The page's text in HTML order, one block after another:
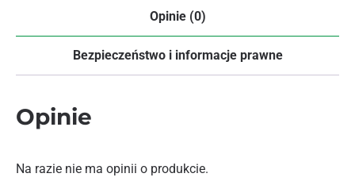
Opinie (0)
Bezpieczeństwo i informacje prawne
Opinie
Na razie nie ma opinii o produkcie.